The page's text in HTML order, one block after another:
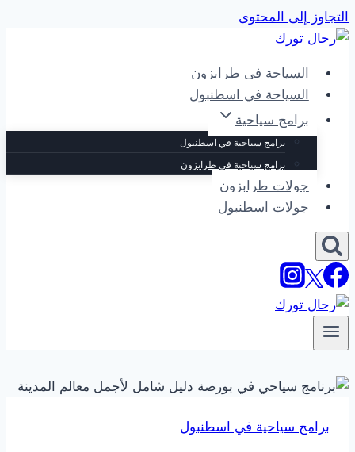
التجاوز إلى المحتوى
السياحة في طرابزون
السياحة في اسطنبول
برامج سياحية
برامج سياحية في اسطنبول
برامج سياحية في طرابزون
جولات طرابزون
جولات اسطنبول
برامج سياحية في اسطنبول